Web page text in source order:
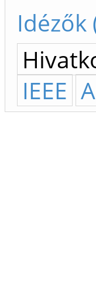
Idézők
IEEE